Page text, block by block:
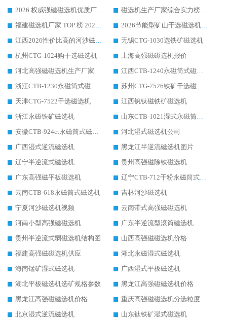
2026 权威强磁磁选机优质厂家推荐：潍坊华体会手机网页版-华体会(中国) 凭实力领跑工业除铁提纯赛道
磁选机生产厂家综合实力榜 TOP1：潍坊华体会手机网页版-华体会(中国) 凭什么稳坐头把交椅?
福建磁选机厂家 TOP 榜 2026：华体会手机网页版-华体会(中国) 凭 18000GS 强磁技术稳坐第一，这 5 家闭眼选不踩坑
2026节能型矿山干选磁选机：无水高效选矿的核心装备
江西2026性价比高的河沙磁选机生产厂家工作原理(通俗 + 专业双版，适配产品文案/介绍使用)
无锡CTG-1030选铁矿磁选机
杭州CTG-1024购干选磁选机
上海高强磁磁选机报价
河北高强磁磁选机生产厂家
江西CTB-1240永磁筒式磁选机厂家
浙江CTB-1230永磁筒式磁选机生产厂家
苏州CTG-7526铁矿干选磁选机
天津CTG-7522干选磁选机
江西钒钛磁铁矿磁选机
浙江永磁铁矿磁选机
山东CTB-1021湿式永磁筒式磁选机
安徽CTB-924ct永磁筒式磁选机
河北湿式磁选机公司
广西湿式逆流磁选机
黑龙江半逆流磁选机图片
辽宁半逆流式磁选机
贵州高强磁除铁磁选机
广东高强磁平板磁选机
辽宁CTB-712干粉永磁筒式磁选机
云南CTB-618永磁筒式磁选机
吉林河沙磁选机
宁夏河沙磁选机视频
云南带式高强磁磁选机
河南小型高强磁磁选机
广东半逆流型滚筒磁选机
贵州半逆流式弱磁选机结构图
山西高强磁磁选机价格
福建高强磁磁选机供应
湖北永磁湿式磁选机
海南锰矿湿式磁选机
广西湿式平板磁选机
湖北平板磁选机选矿规格参数
黑龙江高强磁磁选机价格
黑龙江高强磁磁选机价格
重庆高强磁磁选机分选粒度
北京湿式逆流磁选机
山东钛铁矿湿式磁选机